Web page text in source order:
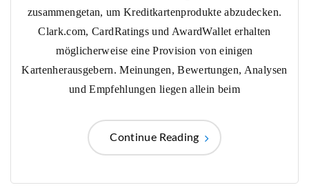
zusammengetan, um Kreditkartenprodukte abzudecken.
Clark.com, CardRatings und AwardWallet erhalten
möglicherweise eine Provision von einigen
Kartenherausgebern. Meinungen, Bewertungen, Analysen
und Empfehlungen liegen allein beim
Continue Reading